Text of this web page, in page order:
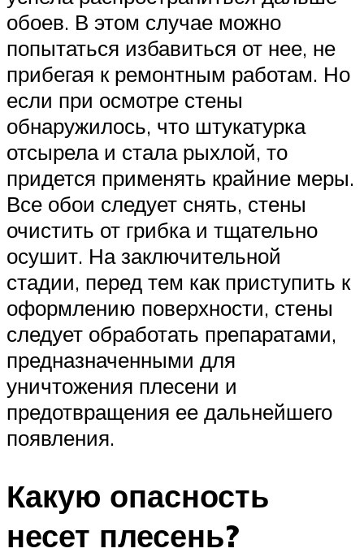
обоев. В этом случае можно
попытаться избавиться от нее, не
прибегая к ремонтным работам. Но
если при осмотре стены
обнаружилось, что штукатурка
отсырела и стала рыхлой, то
придется применять крайние меры.
Все обои следует снять, стены
очистить от грибка и тщательно
осушит. На заключительной
стадии, перед тем как приступить к
оформлению поверхности, стены
следует обработать препаратами,
предназначенными для
уничтожения плесени и
предотвращения ее дальнейшего
появления.
Какую опасность
несет плесень?